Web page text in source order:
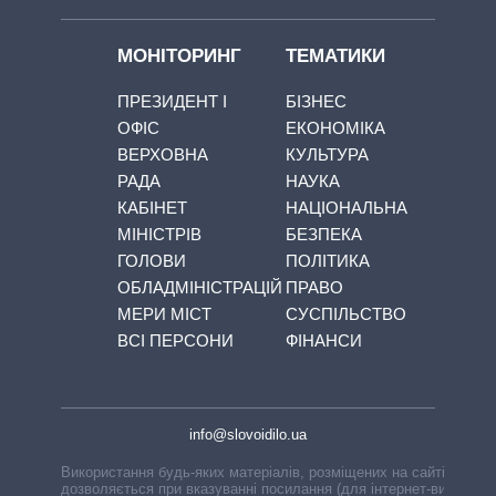
МОНІТОРИНГ
ПРЕЗИДЕНТ І
ОФІС
ВЕРХОВНА
РАДА
КАБІНЕТ
МІНІСТРІВ
ГОЛОВИ
ОБЛАДМІНІСТРАЦІЙ
МЕРИ МІСТ
ВСІ ПЕРСОНИ
ТЕМАТИКИ
БІЗНЕС
ЕКОНОМІКА
КУЛЬТУРА
НАУКА
НАЦІОНАЛЬНА
БЕЗПЕКА
ПОЛІТИКА
ПРАВО
СУСПІЛЬСТВО
ФІНАНСИ
info@slovoidilo.ua
Використання будь-яких матеріалів, розміщених на сайті,
дозволяється при вказуванні посилання (для інтернет-видань